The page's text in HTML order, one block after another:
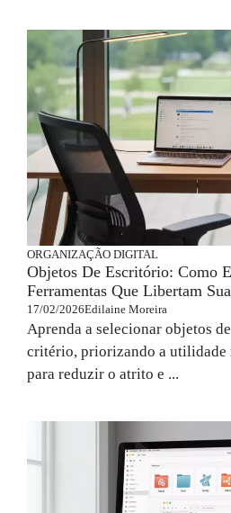
ORGANIZAÇÃO DIGITAL
Objetos De Escritório: Como
Ferramentas Que Libertam
17/02/2026Edilaine Moreira
Aprenda a selecionar objetos
critério, priorizando a utilidade
para reduzir o atrito e ...